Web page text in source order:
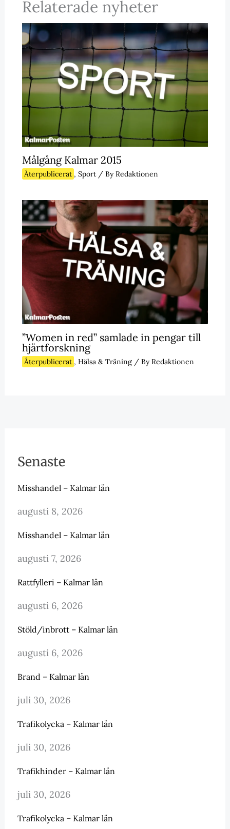
Relaterade nyheter
Målgång Kalmar 2015
Återpublicerat , Sport/ ByRedaktionen
”Women in red” samlade in pengar till
hjärtforskning
Återpublicerat , Hälsa & Träning/ ByRedaktionen
Senaste
Misshandel – Kalmar län
augusti 8, 2026
Misshandel – Kalmar län
augusti 7, 2026
Rattfylleri – Kalmar län
augusti 6, 2026
Stöld/inbrott – Kalmar län
augusti 6, 2026
Brand – Kalmar län
juli 30, 2026
Trafikolycka – Kalmar län
juli 30, 2026
Trafikhinder – Kalmar län
juli 30, 2026
Trafikolycka – Kalmar län